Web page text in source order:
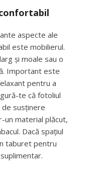
aspecte ale
este mobilierul.
și moale sau o
Important este
pentru a
te că fotoliul
de susținere
un material plăcut,
Dacă spațiul
taburet pentru